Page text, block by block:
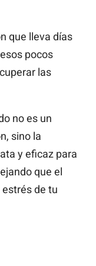
que lleva días
pocos
las
no es un
sino la
y eficaz para
que el
de tu